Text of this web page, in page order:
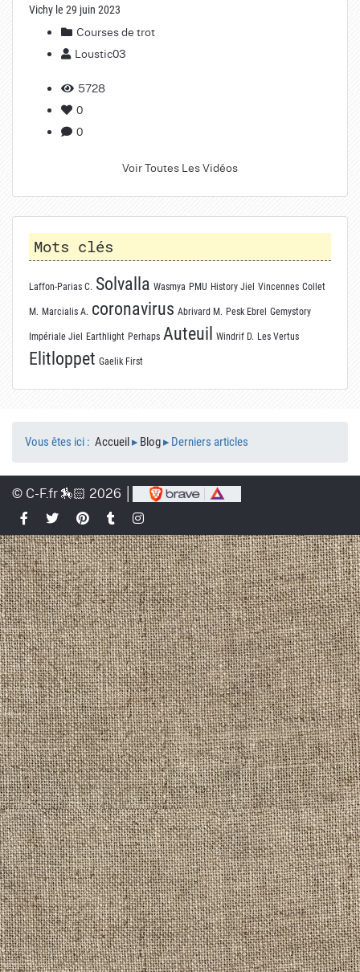
Vichy le 29 juin 2023
Courses de trot
Loustic03
5728
0
0
Voir Toutes Les Vidéos
Mots clés
Laffon-Parias C. Solvalla Wasmya PMU History Jiel Vincennes Collet
M. Marcialis A. coronavirus Abrivard M. Pesk Ebrel Gemystory
Impériale Jiel Earthlight Perhaps Auteuil Windrif D. Les Vertus
Elitloppet Gaelik First
Vous êtes ici : Accueil▸ Blog▸ Derniers articles
© C-F.fr 🏇🏻 2026 │